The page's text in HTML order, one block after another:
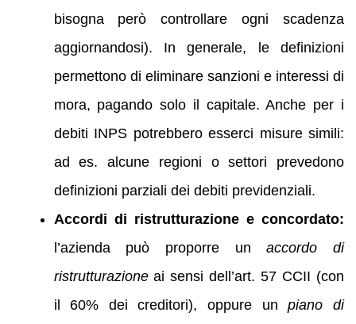
bisogna però controllare ogni scadenza
aggiornandosi). In generale, le definizioni
permettono di eliminare sanzioni e interessi di
mora, pagando solo il capitale. Anche per i
debiti INPS potrebbero esserci misure simili:
ad es. alcune regioni o settori prevedono
definizioni parziali dei debiti previdenziali.
Accordi di ristrutturazione e concordato:
l’azienda può proporre unaccordo di
ristrutturazioneai sensi dell’art. 57 CCII (con
il 60% dei creditori), oppure unpiano di